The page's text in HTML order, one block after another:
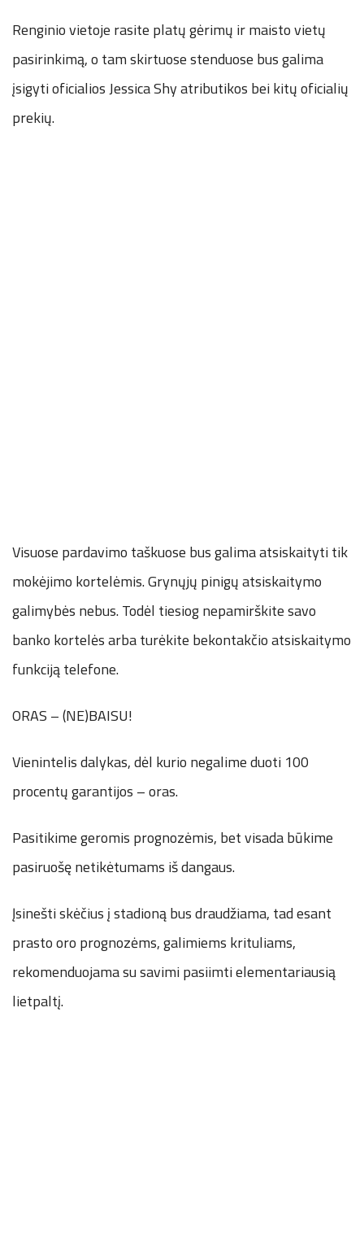
Renginio vietoje rasite platų gėrimų ir maisto vietų
pasirinkimą, o tam skirtuose stenduose bus galima
įsigyti oficialios Jessica Shy atributikos bei kitų oficialių
prekių.
Visuose pardavimo taškuose bus galima atsiskaityti tik
mokėjimo kortelėmis. Grynųjų pinigų atsiskaitymo
galimybės nebus. Todėl tiesiog nepamirškite savo
banko kortelės arba turėkite bekontakčio atsiskaitymo
funkciją telefone.
ORAS – (NE)BAISU!
Vienintelis dalykas, dėl kurio negalime duoti 100
procentų garantijos – oras.
Pasitikime geromis prognozėmis, bet visada būkime
pasiruošę netikėtumams iš dangaus.
Įsinešti skėčius į stadioną bus draudžiama, tad esant
prasto oro prognozėms, galimiems krituliams,
rekomenduojama su savimi pasiimti elementariausią
lietpaltį.